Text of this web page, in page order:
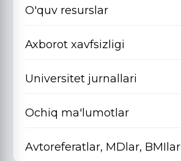
O'quv resurslar
Axborot xavfsizligi
Universitet jurnallari
Ochiq ma'lumotlar
Avtoreferatlar, MDlar, BMIlar